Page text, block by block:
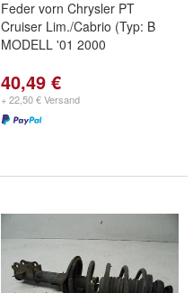
Feder vorn Chrysler PT
Cruiser Lim./Cabrio (Typ: B
MODELL '01 2000
40,49 €
+ 22,50 € Versand